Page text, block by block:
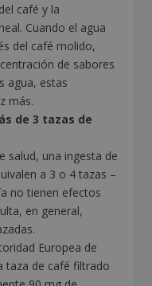
café y la
Cuando el agua
del café molido,
de sabores
agua, estas
más.
de 3 tazas de
salud, una ingesta de
a 3 o 4 tazas –
no tienen efectos
en general,
Europea de
taza de café filtrado